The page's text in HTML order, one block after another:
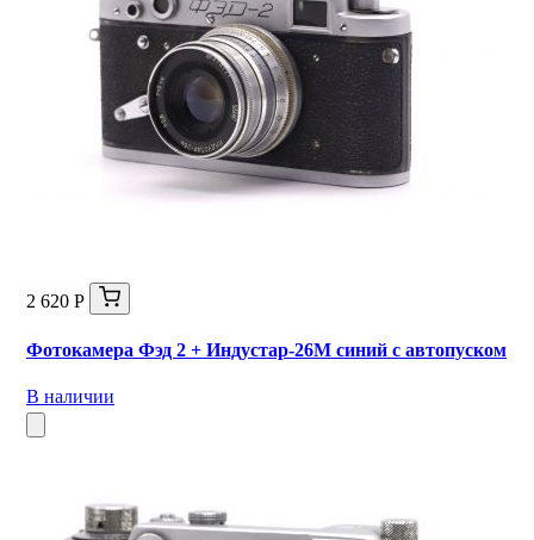
2 620 Р
Фотокамера Фэд 2 + Индустар-26М синий с автопуском
В наличии